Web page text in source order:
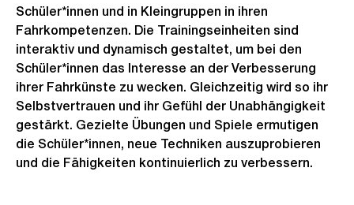
Schüler*innen und in Kleingruppen in ihren
Fahrkompetenzen. Die Trainingseinheiten sind
interaktiv und dynamisch gestaltet, um bei den
Schüler*innen das Interesse an der Verbesserung
ihrer Fahrkünste zu wecken. Gleichzeitig wird so ihr
Selbstvertrauen und ihr Gefühl der Unabhängigkeit
gestärkt. Gezielte Übungen und Spiele ermutigen
die Schüler*innen, neue Techniken auszuprobieren
und die Fähigkeiten kontinuierlich zu verbessern.